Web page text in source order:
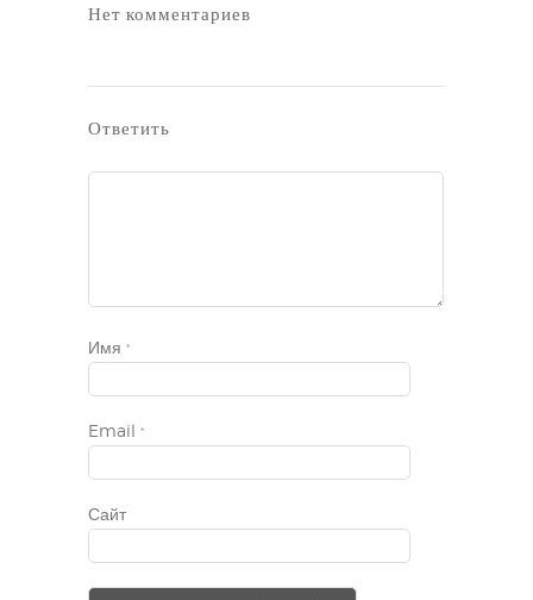
Нет комментариев
Ответить
Имя *
Email *
Сайт